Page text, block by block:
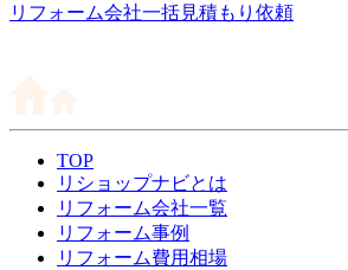
リフォーム会社一括見積もり依頼
TOP
リショップナビとは
リフォーム会社一覧
リフォーム事例
リフォーム費用相場